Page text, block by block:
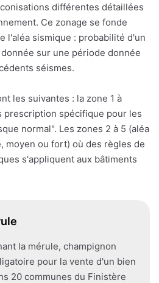
différentes détaillées
Ce zonage se fonde
l'aléa sismique : probabilité d'un
sur une période donnée
séismes.
les suivantes : la zone 1 à
prescription spécifique pour les
normal". Les zones 2 à 5 (aléa
moyen ou fort) où des règles de
s'appliquent aux bâtiments
la mérule, champignon
pour la vente d'un bien
20 communes du Finistère